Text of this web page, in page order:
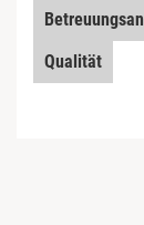
Qualität